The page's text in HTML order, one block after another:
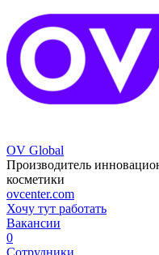
OV Global
Производитель
косметики
ovcenter.com
Хочу тут работать
Вакансии
0
Сотрудники